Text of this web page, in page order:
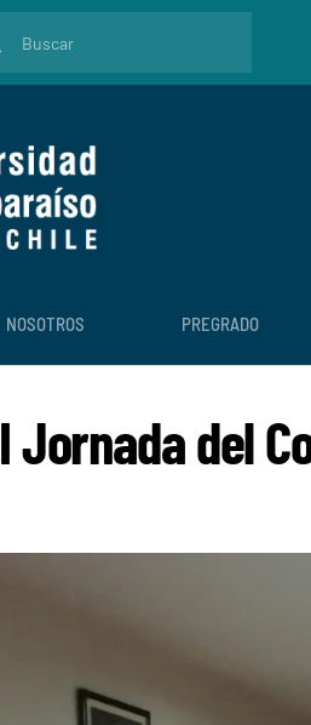
NOSOTROS PREGRADO
I Jornada del